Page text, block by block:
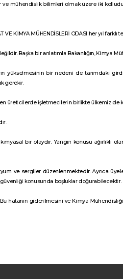
mühendislik bilimleri olmak üzere iki
KİMYA MÜHENDİSLERİ ODASI her yıl
Başka bir anlatımla Bakanlığın,
yükselmesinin bir nedeni de tarımdaki
gerekir.
üreticilerde işletmecilerin birlikte ülkemiz de
bir olaydır. Yangın konusu
ve sergiler düzenlenmektedir. Ayrıca
konusunda boşluklar doğurabilecektir.
hatanın giderilmesini ve Kimya